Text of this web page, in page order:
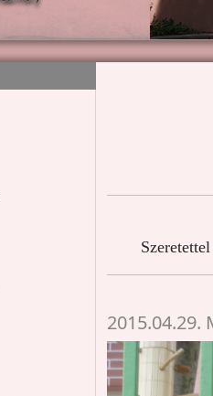
2015.04.29.